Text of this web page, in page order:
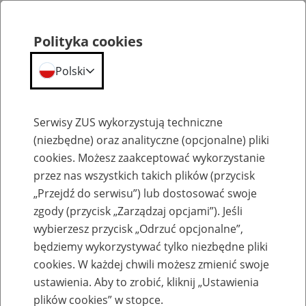
Emerytury
Baza zlikwidowanych lub
przekształconych zakładów pracy
Polityka cookies
Polski
Serwisy ZUS wykorzystują techniczne
(niezbędne) oraz analityczne (opcjonalne) pliki
cookies. Możesz zaakceptować wykorzystanie
przez nas wszystkich takich plików (przycisk
„Przejdź do serwisu”) lub dostosować swoje
zgody (przycisk „Zarządzaj opcjami”). Jeśli
wybierzesz przycisk „Odrzuć opcjonalne”,
będziemy wykorzystywać tylko niezbędne pliki
cookies. W każdej chwili możesz zmienić swoje
ustawienia. Aby to zrobić, kliknij „Ustawienia
plików cookies” w stopce.